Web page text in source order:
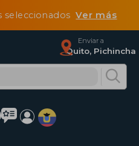
seleccionadosVer más
Enviar a
Quito, Pichincha